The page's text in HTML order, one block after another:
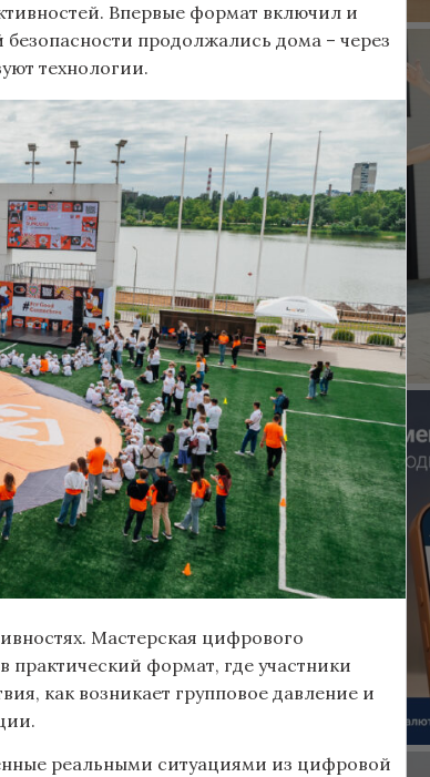
Впервые формат включил и
продолжались дома – через
технологии.
Мастерская цифрового
формат, где участники
как возникает групповое давление и
реальными ситуациями из цифровой